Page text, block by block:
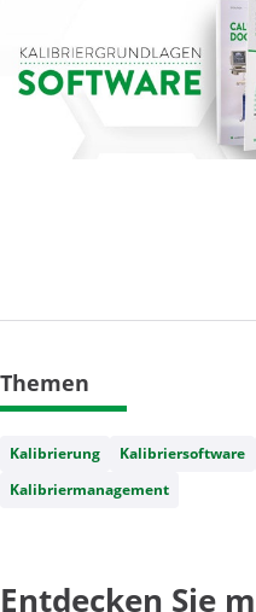
Themen
Kalibrierung Kalibriersoftware
Kalibriermanagement
Entdecken Sie